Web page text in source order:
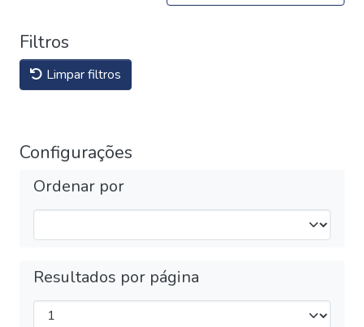
Filtros
Limpar filtros
Configurações
Ordenar por
Resultados por página